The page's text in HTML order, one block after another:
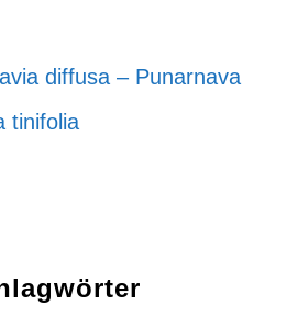
diffusa – Punarnava
tinifolia